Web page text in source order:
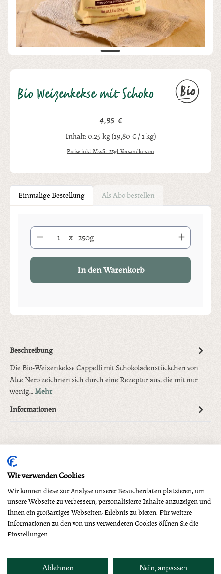
Wir verwenden Cookies
Wir können diese zur Analyse unserer Besucherdaten platzieren, um
unsere Webseite zu verbessern, personalisierte Inhalte anzuzeigen und
Ihnen ein großartiges Webseiten-Erlebnis zu bieten. Für weitere
Informationen zu den von uns verwendeten Cookies öffnen Sie die
Einstellungen.
Ablehnen Nein, anpassen
Bio Weizenkekse mit Schoko
Regulärer Preis:
4,95 €
Inhalt:0.25 kg(19,80 € / 1 kg)
Preise inkl. MwSt. zzgl. Versandkosten
Einmalige Bestellung Als Abo bestellen
Produkt Anzahl: Gib den gewünschten Wert ein oder benutze
x 250g
In den Warenkorb
Beschreibung
Die Bio-Weizenkekse Cappelli mit Schokoladenstückchen von
Alce Nero zeichnen sich durch eine Rezeptur aus, die mit nur
wenig…Mehr
Informationen
Produktgalerie überspringen
Dazu empfehlen wir